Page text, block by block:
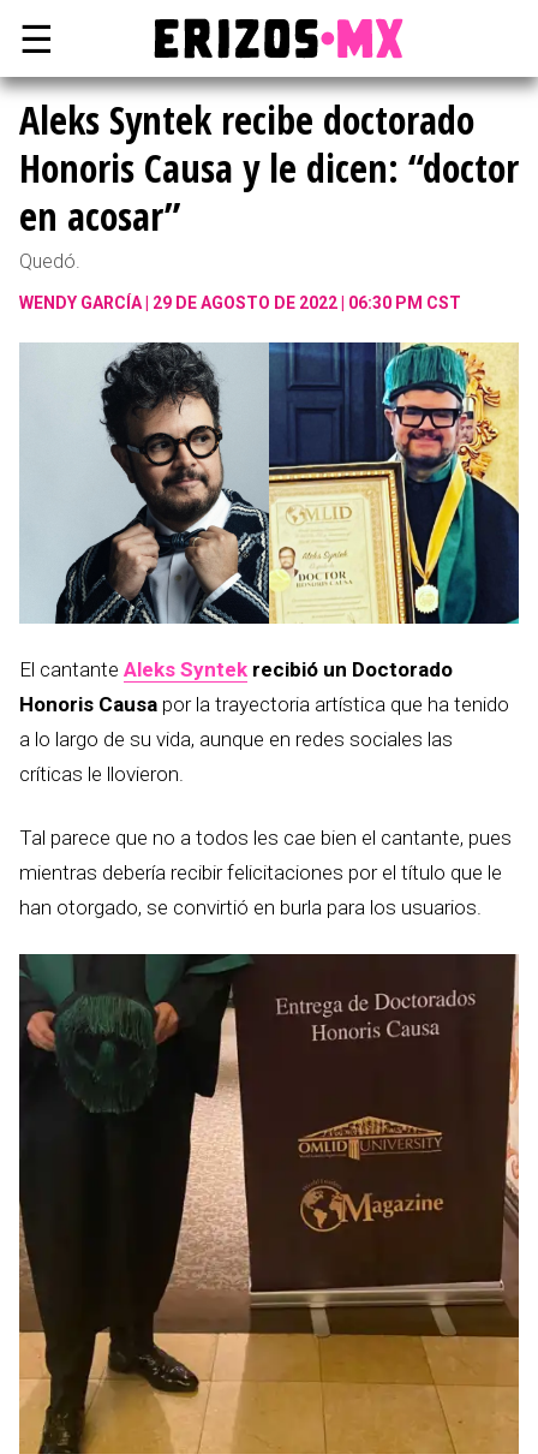
☰
Aleks Syntek recibe doctorado
Honoris Causa y le dicen: “doctor
en acosar”
Quedó.
WENDY GARCÍA 29 DE AGOSTO DE 2022 | 06:30 PM CST
El cantante Aleks Syntek recibió un Doctorado
Honoris Causa por la trayectoria artística que ha tenido
a lo largo de su vida, aunque en redes sociales las
críticas le llovieron.
Tal parece que no a todos les cae bien el cantante, pues
mientras debería recibir felicitaciones por el título que le
han otorgado, se convirtió en burla para los usuarios.